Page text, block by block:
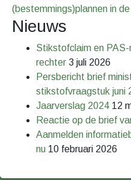
(bestemmings)plannen in
Nieuws
Stikstofclaim en
rechter 3 juli 2026
Persbericht brief
stikstofvraagstuk juni
Jaarverslag 2024 12
Reactie op de brief
Aanmelden
nu 10 februari 2026